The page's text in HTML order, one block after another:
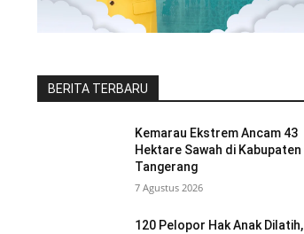
BERITA TERBARU
Kemarau Ekstrem Ancam 43
Hektare Sawah di Kabupaten
Tangerang
7 Agustus 2026
120 Pelopor Hak Anak Dilatih,